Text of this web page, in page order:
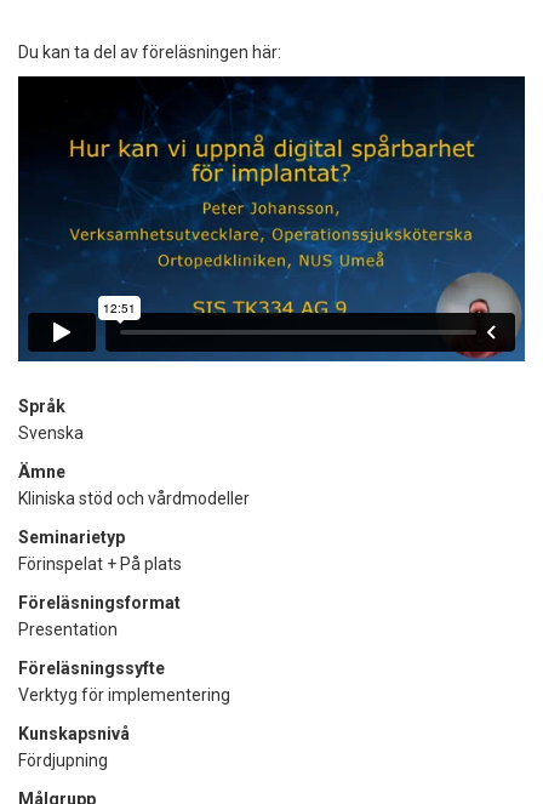
Du kan ta del av föreläsningen här:
Språk
Svenska
Ämne
Kliniska stöd och vårdmodeller
Seminarietyp
Förinspelat + På plats
Föreläsningsformat
Presentation
Föreläsningssyfte
Verktyg för implementering
Kunskapsnivå
Fördjupning
Målgrupp